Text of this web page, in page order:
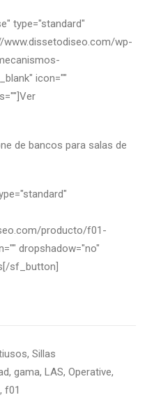
type="standard"
www.dissetodiseo.com/wp-
icon=""
de bancos para salas de
producto/f01-
dropshadow="no"
sf_button]
, Sillas
, gama, LAS, Operative,
, f01